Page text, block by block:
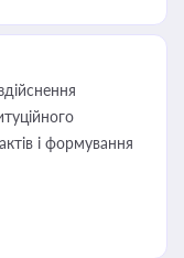
і формування